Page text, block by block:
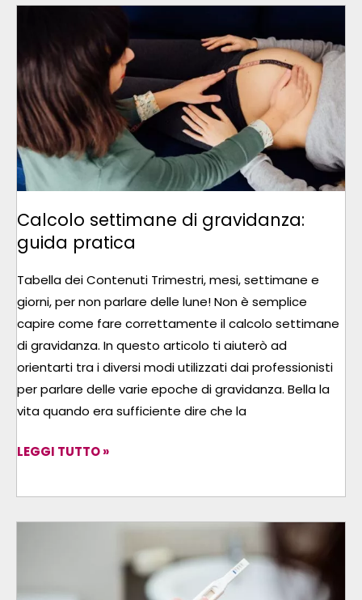
Calcolo settimane di gravidanza:
guida pratica
Tabella dei Contenuti Trimestri, mesi, settimane e
giorni, per non parlare delle lune! Non è semplice
capire come fare correttamente il calcolo settimane
di gravidanza. In questo articolo ti aiuterò ad
orientarti tra i diversi modi utilizzati dai professionisti
per parlare delle varie epoche di gravidanza. Bella la
vita quando era sufficiente dire che la
DI
GRAVIDANZA:
GUIDA
PRATICA
LEGGI TUTTO »